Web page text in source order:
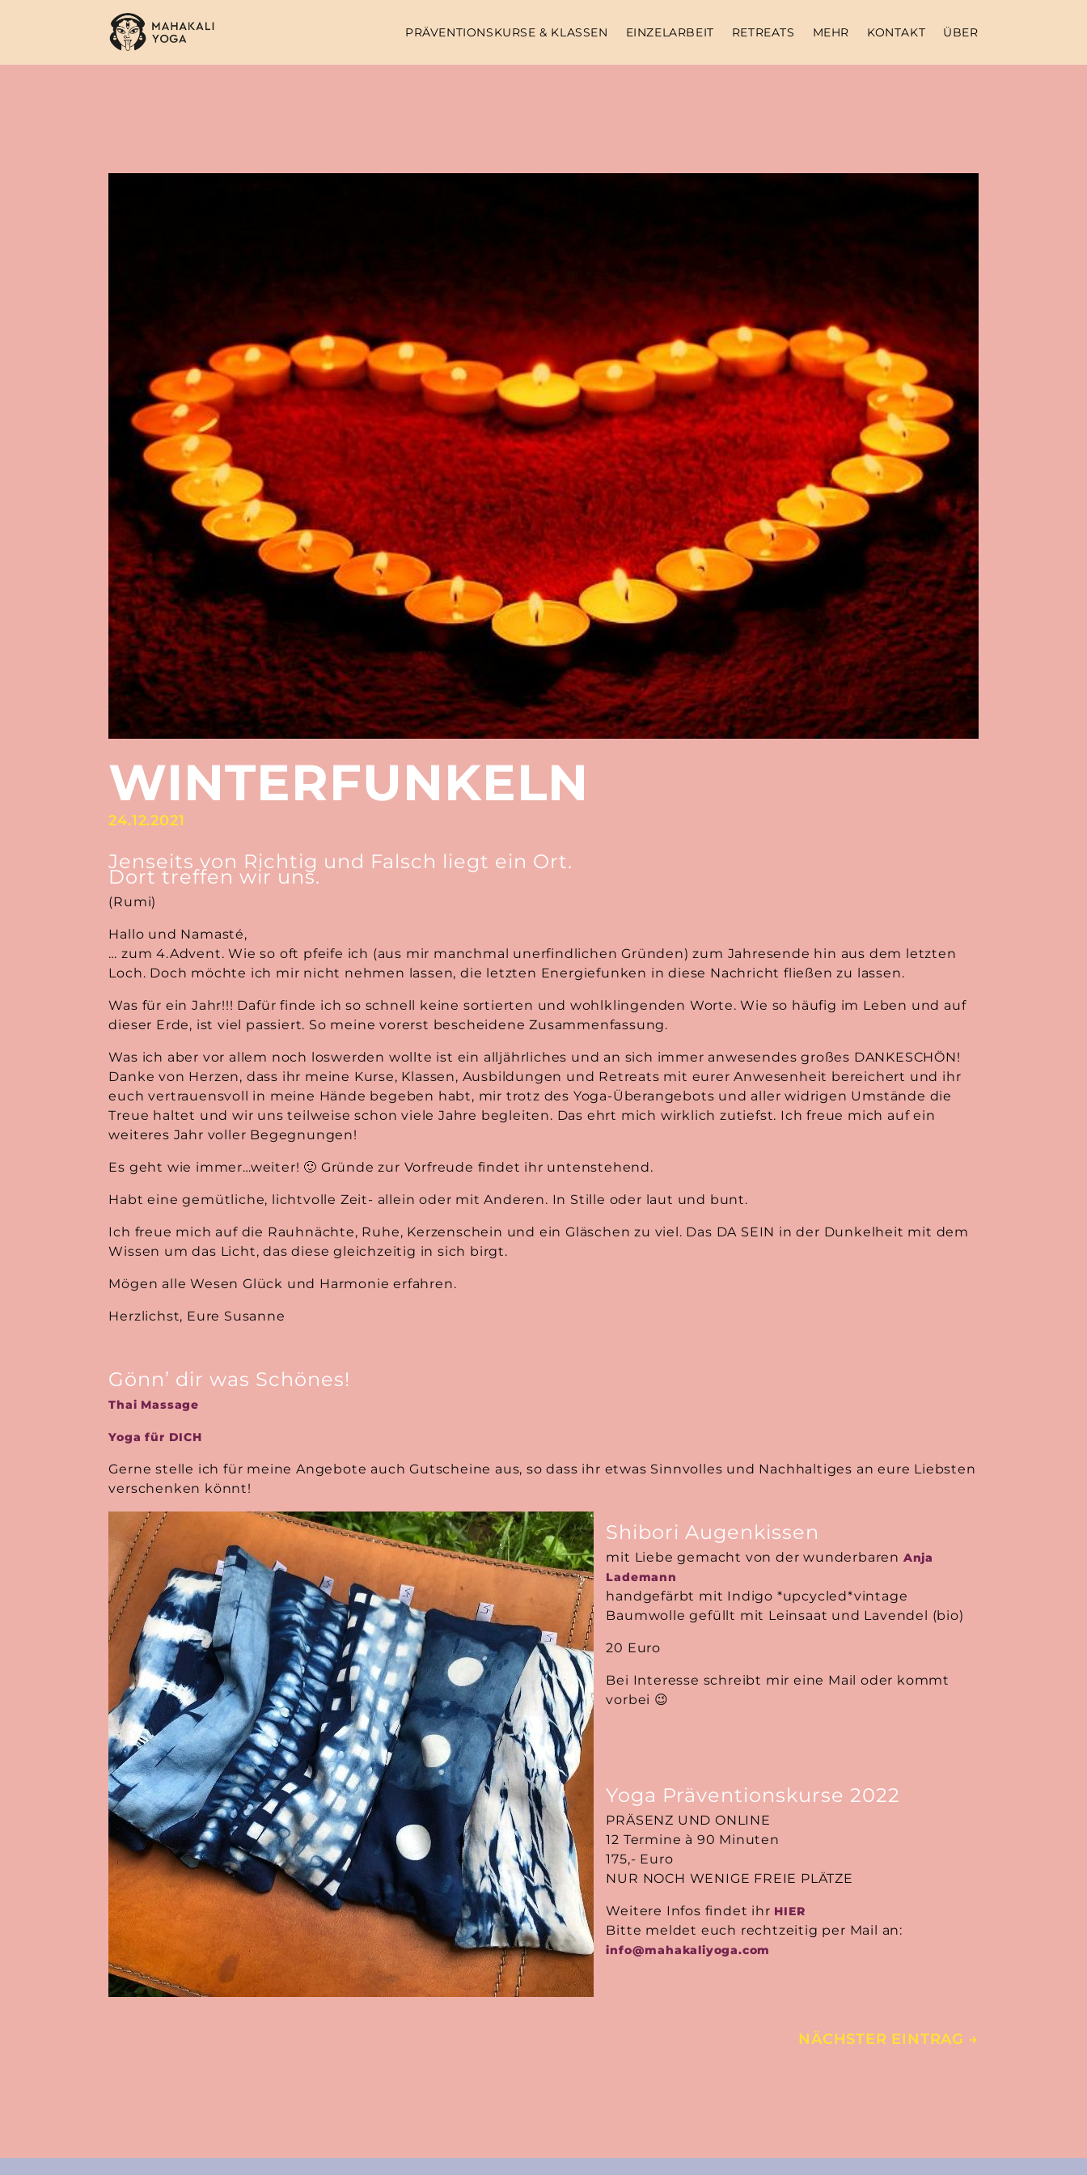
PRÄVENTIONSKURSE & KLASSEN EINZELARBEIT RETREATS MEHR KONTAKT ÜBER
WINTERFUNKELN
24.12.2021
Jenseits von Richtig und Falsch liegt ein Ort.
Dort treffen wir uns.
(Rumi)
Hallo und Namasté,
… zum 4.Advent. Wie so oft pfeife ich (aus mir manchmal unerfindlichen Gründen) zum Jahresende hin aus dem letzten
Loch. Doch möchte ich mir nicht nehmen lassen, die letzten Energiefunken in diese Nachricht fließen zu lassen.
Was für ein Jahr!!! Dafür finde ich so schnell keine sortierten und wohlklingenden Worte. Wie so häufig im Leben und auf
dieser Erde, ist viel passiert. So meine vorerst bescheidene Zusammenfassung.
Was ich aber vor allem noch loswerden wollte ist ein alljährliches und an sich immer anwesendes großes DANKESCHÖN!
Danke von Herzen, dass ihr meine Kurse, Klassen, Ausbildungen und Retreats mit eurer Anwesenheit bereichert und ihr
euch vertrauensvoll in meine Hände begeben habt, mir trotz des Yoga-Überangebots und aller widrigen Umstände die
Treue haltet und wir uns teilweise schon viele Jahre begleiten. Das ehrt mich wirklich zutiefst. Ich freue mich auf ein
weiteres Jahr voller Begegnungen!
Es geht wie immer…weiter! 🙂 Gründe zur Vorfreude findet ihr untenstehend.
Habt eine gemütliche, lichtvolle Zeit- allein oder mit Anderen. In Stille oder laut und bunt.
Ich freue mich auf die Rauhnächte, Ruhe, Kerzenschein und ein Gläschen zu viel. Das DA SEIN in der Dunkelheit mit dem
Wissen um das Licht, das diese gleichzeitig in sich birgt.
Mögen alle Wesen Glück und Harmonie erfahren.
Herzlichst, Eure Susanne
Gönn’ dir was Schönes!
Thai Massage
Yoga für DICH
Gerne stelle ich für meine Angebote auch Gutscheine aus, so dass ihr etwas Sinnvolles und Nachhaltiges an eure Liebsten
verschenken könnt!
Shibori Augenkissen
mit Liebe gemacht von der wunderbaren Anja
Lademann
handgefärbt mit Indigo *upcycled*vintage
Baumwolle gefüllt mit Leinsaat und Lavendel (bio)
20 Euro
Bei Interesse schreibt mir eine Mail oder kommt
vorbei 😉
Yoga Präventionskurse 2022
PRÄSENZ UND ONLINE
12 Termine à 90 Minuten
175,- Euro
NUR NOCH WENIGE FREIE PLÄTZE
Weitere Infos findet ihr HIER
Bitte meldet euch rechtzeitig per Mail an:
info@mahakaliyoga.com
NÄCHSTER EINTRAG →